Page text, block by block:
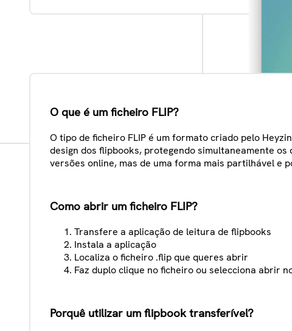
O que é um ficheiro FLIP?
O tipo de ficheiro FLIP é um formato criado pelo
design dos flipbooks, protegendo simultaneamente
versões online, mas de uma forma mais partilhável e
Como abrir um ficheiro FLIP?
Transfere a aplicação de leitura de flipbooks
Instala a aplicação
Localiza o ficheiro .flip que queres abrir
Faz duplo clique no ficheiro ou selecciona abrir
Porquê utilizar um flipbook transferível?